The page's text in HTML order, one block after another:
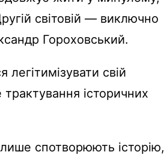
світовій — виключно
Гороховський.
свій
історичних
спотворюють історію,